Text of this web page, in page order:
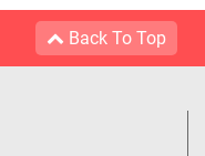
Back To Top